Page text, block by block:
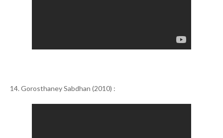
14. Gorosthaney Sabdhan (2010) :